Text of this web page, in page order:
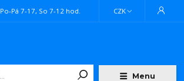
Menu
CZK
Po-Pá 7-17, So 7-12 hod.